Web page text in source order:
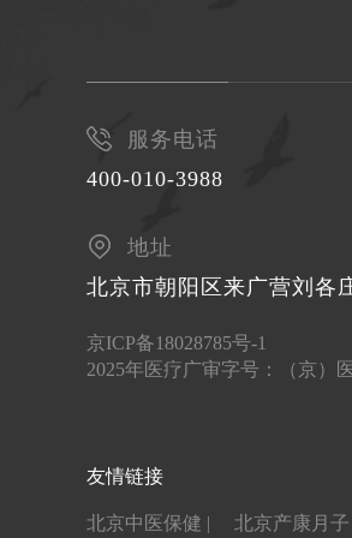
服务电话
400-010-3988
地址
北京市朝阳区来广营刘各
京ICP备18028785号-1
2025年医疗广审字号：（京）
友情链接
北京中医保健 | 北京产康月子